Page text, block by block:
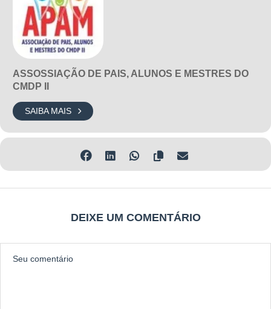
ASSOSSIAÇÃO DE PAIS, ALUNOS E MESTRES DO
CMDP II
SAIBA MAIS
DEIXE UM COMENTÁRIO